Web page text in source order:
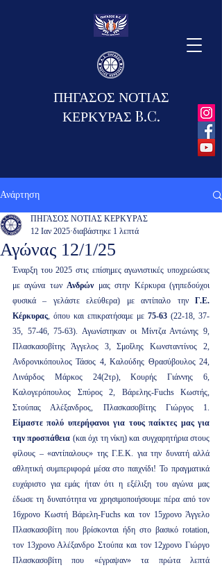
ΠΗΓΑΣΟΣ ΝΟΤΙΑΣ
ΚΕΡΚΥΡΑΣ B.C.
Ανάρτηση
Αγώνας 12/1/25
ΠΗΓΑΣΟΣ ΝΟΤΙΑΣ ΚΕΡΚΥΡΑΣ
12 Ιαν 2025 διαβάστηκε 1 λεπτά
Έναρξη του 2025 στις επίσημες αγωνιστικές υποχρεώσεις
με αγώνα των Ανδρών μας στην Κέρκυρα (γηπεδούχοι
φυσικά – γελάστε ελεύθερα) με αντίπαλο την Γ.Ε.
Κέρκυρας, όπου και επικρατήσαμε με 75-63 (22-18, 37-
35, 57-46, 75-63). Αγωνίστηκαν οι Μίντζα Αντώνης 9,
Πλασκασοβίτης Άγγελος 3, Σμοΐλης Κωνσταντίνος 2,
Ανδρονικόπουλος Τάσος 4, Καλούδης Θρασύβουλος 24,
Λινάρδος Μάρκος 24(2τρ), Κουρής Γιάννης 6,
Καλογερόπουλος Σπύρος 2, Βάρελης-Fuchs Κωστής,
Είμαστε πολύ υπερήφανοι για τους παίκτες μας για
την προσπάθεια (και όχι τη νίκη) και συγχαρητήρια στους
φίλους – «αντίπαλους» της Γ.Ε.Κ. για την δυνατή αλλά
αθλητική συμπεριφορά μέσα στο παιχνίδι! Το πραγματικά
ευχάριστο για εμάς ήταν ότι η εξέλιξη του αγώνα μας
έδωσε τη δυνατότητα να χρησιμοποιήσουμε πέρα από τον
16χρονο Κωστή Βάρελη-Fuchs και τον 15χρονο Άγγελο
Πλασκασοβίτη που βρίσκονται ήδη στο βασικό rotation,
τον 13χρονο Αλέξανδρο Στούπα και τον 12χρονο Γιώργο
Πλασκασοβίτη που «έγραψαν» τα πρώτα λεπτά